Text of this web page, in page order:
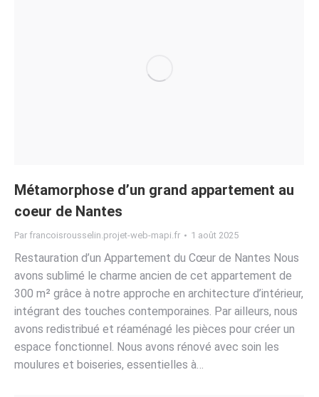
Métamorphose d’un grand appartement au
coeur de Nantes
Par francoisrousselin.projet-web-mapi.fr 1 août 2025
Restauration d’un Appartement du Cœur de Nantes Nous
avons sublimé le charme ancien de cet appartement de
300 m² grâce à notre approche en architecture d’intérieur,
intégrant des touches contemporaines. Par ailleurs, nous
avons redistribué et réaménagé les pièces pour créer un
espace fonctionnel. Nous avons rénové avec soin les
moulures et boiseries, essentielles à…